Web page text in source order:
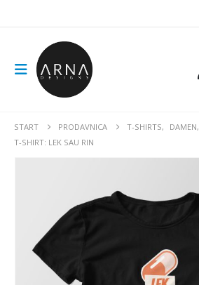
START PRODAVNICA T-SHIRTS, DAMEN,
T-SHIRT: LEK SAU RIN